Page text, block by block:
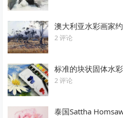
澳大利亚水彩画家
2 评论
标准的块状固体水
2 评论
泰国Sattha